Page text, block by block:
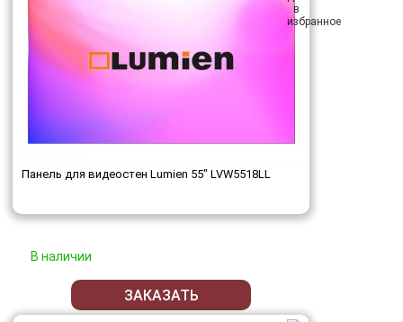
Панель для видеостен Lumien 55" LVW5518LL
В наличии
ЗАКАЗАТЬ